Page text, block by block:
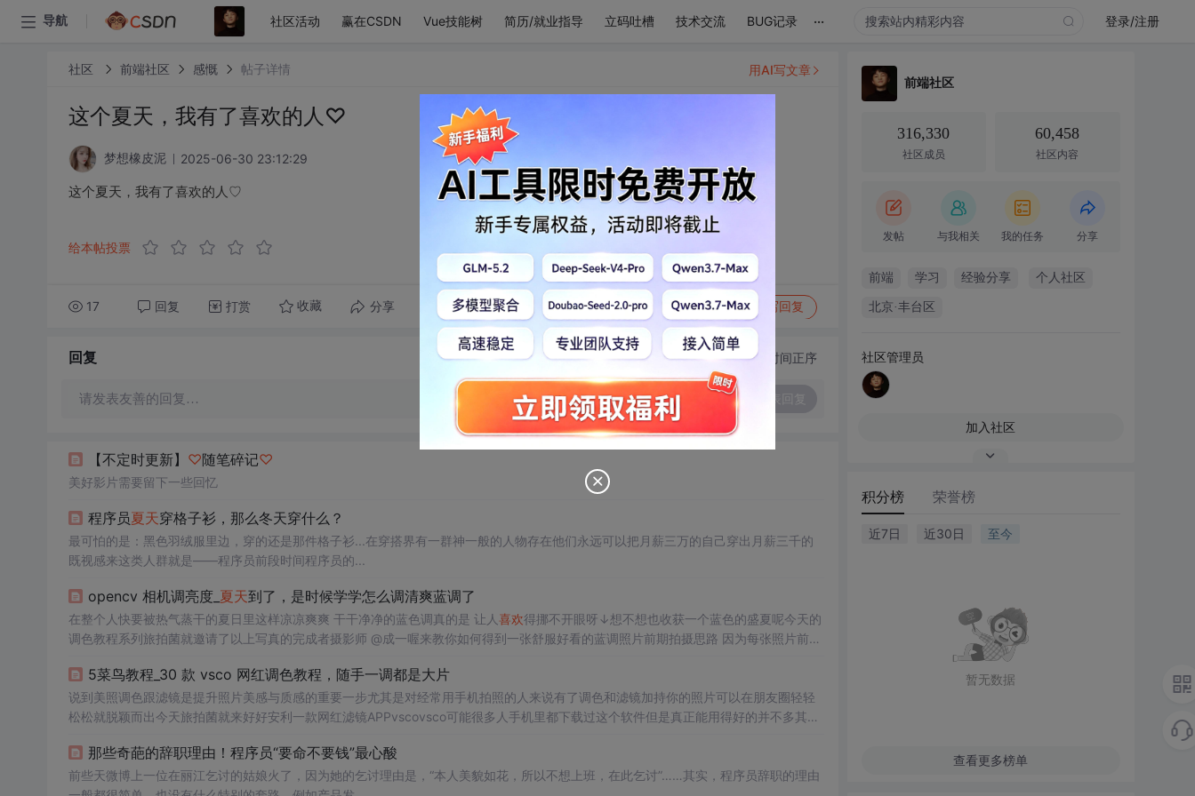
导航 社区活动 赢在CSDN Vue技能树 简历/就业指导 立码吐槽 技术交流 BUG记录 ... 登录/注册
社区 前端社区 感慨 帖子详情
这个夏天，我有了喜欢的人♡
梦想橡皮泥 2025-06-30 23:12:29
这个夏天，我有了喜欢的人♡
给本帖投票
17 回复 打赏 收藏 分享 转发到动态 举报 写回复
用AI写文章
回复 切换为时间正序
请发表友善的回复…
【不定时更新】 ♡随笔碎记♡
美好影片需要留下一些回忆
程序员夏天穿格子衫，那么冬天穿什么？
最可怕的是：黑色羽绒服里边，穿的还是那件格子衫...在穿搭界有一群神一般的人物存在他们永远可以把月薪三万的自己穿出月薪三千的
既视感来这类人群就是——程序员前段时间程序员的...
opencv 相机调亮度_ 夏天到了，是时候学学怎么调清爽蓝调了
在整个人快要被热气蒸干的夏日里这样凉凉爽爽 干干净净的蓝色调真的是 让人 喜欢得挪不开眼呀↓想不想也收获一个蓝色的盛夏呢今天的
调色教程系列旅拍菌就邀请了以上写真的完成者摄影师 @成一喔来教你如何得到一张舒服好看的蓝调照片前期拍摄思路 因为每张照片前期
值设置在 4500-480...
5菜鸟教程_30 款 vsco 网红调色教程，随手一调都是大片
说到美照调色跟滤镜是提升照片美感与质感的重要一步尤其是对经常用手机拍照的人来说有了调色和滤镜加持你的照片可以在朋友圈轻轻
松松就脱颖而出今天旅拍菌就来好好安利一款网红滤镜APPvscovsco可能很多人手机里都下载过这个软件但是真正能用得好的并不多其
照片不输大片！少女...
那些奇葩的辞职理由！程序员“要命不要钱”最心酸
前些天微博上一位在丽江乞讨的姑娘火了，因为她的乞讨理由是，“本人美貌如花，所以不想上班，在此乞讨”……其实，程序员辞职的理由
前端社区
316,330
社区成员
60,458
社区内容
发帖 与我相关 我的任务 分享
前端 学习 经验分享 个人社区
北京·丰台区
社区管理员
加入社区
积分榜 荣誉榜
近7日 近30日 至今
暂无数据
查看更多榜单